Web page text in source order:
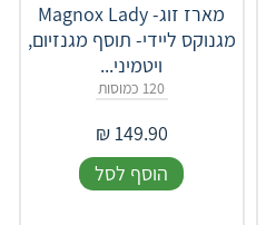
מארז זוג- Magnox Lady
מגנוקס ליידי- תוסף מגנזיום,
ויטמיני...
120 כמוסות
149.90
₪
הוסף לסל